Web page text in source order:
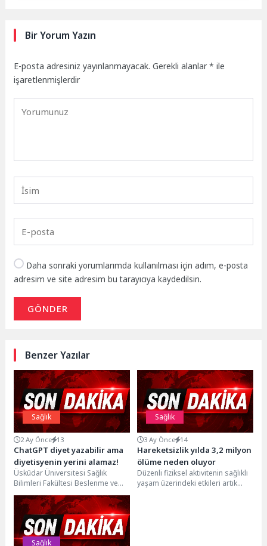
Bir Yorum Yazın
E-posta adresiniz yayınlanmayacak. Gerekli alanlar* ile
işaretlenmişlerdir
Daha sonraki yorumlarımda kullanılması için adım, e-posta
adresim ve site adresim bu tarayıcıya kaydedilsin.
GÖNDER
Benzer Yazılar
Sağlık
2 Ay Önce 13
ChatGPT diyet yazabilir ama
diyetisyenin yerini alamaz!
Üsküdar Üniversitesi Sağlık
Bilimleri Fakültesi Beslenme ve
Diyetetik Bölümünden Arş. Gör.
Ekin Çevik, 6 Haziran...
Sağlık
3 Ay Önce 14
Hareketsizlik yılda 3,2 milyon
ölüme neden oluyor
Düzenli fiziksel aktivitenin sağlıklı
yaşam üzerindeki etkileri artık
Sağlık